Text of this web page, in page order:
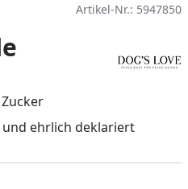
Artikel-Nr.: 5947850
ehrlich deklariert